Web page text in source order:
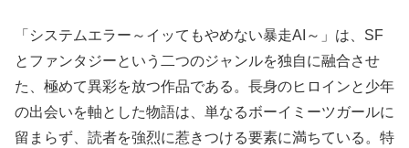
「システムエラー～イッてもやめない暴走AI～」は、SF
とファンタジーという二つのジャンルを独自に融合させ
た、極めて異彩を放つ作品である。長身のヒロインと少年
の出会いを軸とした物語は、単なるボーイミーツガールに
留まらず、読者を強烈に惹きつける要素に満ちている。特